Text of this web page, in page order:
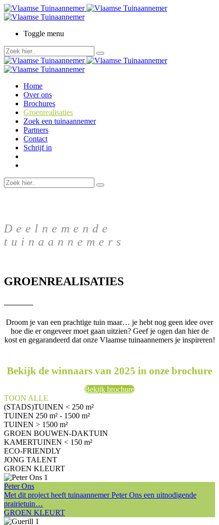
Toggle menu
Home
Over ons
Brochures
Groenrealisaties
Zoek een tuinaannemer
Partners
Contact
Schrijf in
Deelnemende
tuinaannemers
GROENREALISATIES
Droom je van een prachtige tuin maar… je hebt nog geen idee over
hoe die er ongeveer moet gaan uitzien? Geef je ogen dan hier de
kost en gegarandeerd dat onze Vlaamse tuinaannemers je inspireren!
Bekijk de winnaars van 2025 in onze brochure
Bekijk brochure
TOON ALLE
(STADS)TUINEN < 250 m²
TUINEN 250 m² - 1500 m²
TUINEN > 1500 m²
GROEN BOUWEN-DAKTUIN
KAMERTUINEN < 150 m²
ECO-FRIENDLY
JONG TALENT
GROEN KLEURT
Peter Ons
Met dit project heeft tuinaannemer Peter Ons een uitnodigende
prairietuin…
GROEN KLEURT